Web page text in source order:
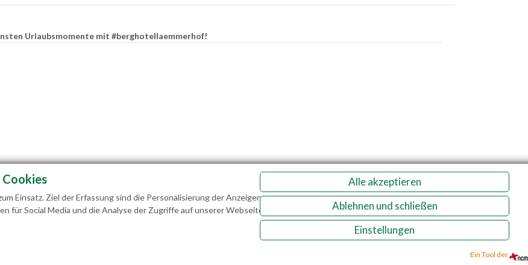
Urlaubsmomente mit #berghotellaemmerhof!
Hedegger Lämmerhofweg 2 A-5522 St. Martin a. Tgb.
Datenschutz Impressum
Einsatz. Ziel der Erfassung sind die Personalisierung der Anzeigen
für Social Media und die Analyse der Zugriffe auf unserer Webseite.
Alle akzeptieren
Ablehnen und schließen
Einstellungen
Ein Tool der